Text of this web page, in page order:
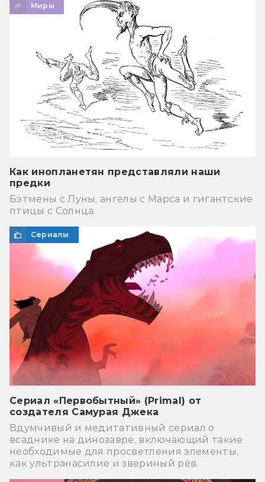
Миры
Как инопланетян представляли наши
предки
Бэтмены с Луны, ангелы с Марса и гигантские
птицы с Солнца.
Сериалы
Сериал «Первобытный» (Primal) от
создателя Самурая Джека
Вдумчивый и медитативный сериал о
всаднике на динозавре, включающий такие
необходимые для просветления элементы,
как ультранасилие и звериный рёв.